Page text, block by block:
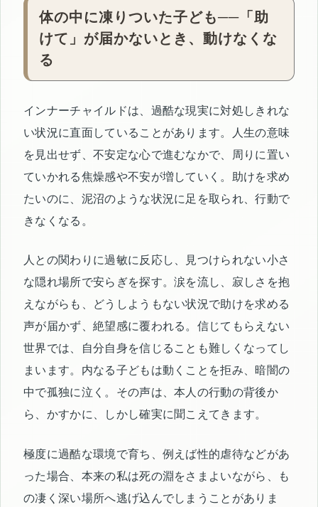
体の中に凍りついた子ども──「助
けて」が届かないとき、動けなくな
る
インナーチャイルドは、過酷な現実に対処しきれな
い状況に直面していることがあります。人生の意味
を見出せず、不安定な心で進むなかで、周りに置い
ていかれる焦燥感や不安が増していく。助けを求め
たいのに、泥沼のような状況に足を取られ、行動で
きなくなる。
人との関わりに過敏に反応し、見つけられない小さ
な隠れ場所で安らぎを探す。涙を流し、寂しさを抱
えながらも、どうしようもない状況で助けを求める
声が届かず、絶望感に覆われる。信じてもらえない
世界では、自分自身を信じることも難しくなってし
まいます。内なる子どもは動くことを拒み、暗闇の
中で孤独に泣く。その声は、本人の行動の背後か
ら、かすかに、しかし確実に聞こえてきます。
極度に過酷な環境で育ち、例えば性的虐待などがあ
った場合、本来の私は死の淵をさまよいながら、も
の凄く深い場所へ逃げ込んでしまうことがありま